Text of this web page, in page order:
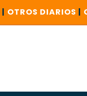
| OTROS DIARIOS |